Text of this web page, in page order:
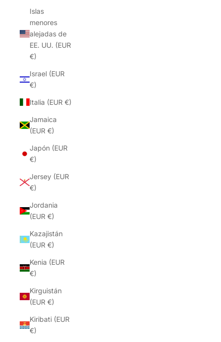
Islas
menores
alejadas de
EE. UU. (EUR
€)
Israel (EUR
€)
Italia (EUR €)
Jamaica
(EUR €)
Japón (EUR
€)
Jersey (EUR
€)
Jordania
(EUR €)
Kazajistán
(EUR €)
Kenia (EUR
€)
Kirguistán
(EUR €)
Kiribati (EUR
€)